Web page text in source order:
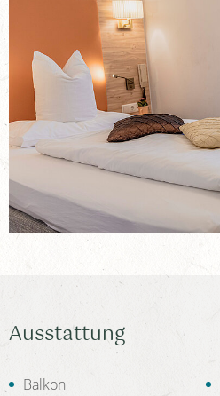
Ausstattung
Balkon